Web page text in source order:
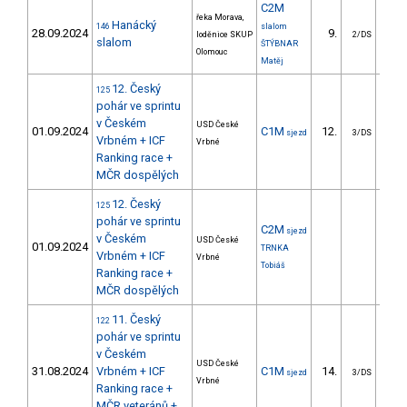
28.09.2024 146 Hanácký
slalom
řeka Morava,
loděnice SKUP
Olomouc
C2M
slalom
ŠTÝBNAR
Matěj
9. 2/DS
01.09.2024
125 12. Český
pohár ve sprintu
v Českém
Vrbném + ICF
Ranking race +
MČR dospělých
USD České
Vrbné
C1M sjezd 12. 3/DS
01.09.2024
125 12. Český
pohár ve sprintu
v Českém
Vrbném + ICF
Ranking race +
MČR dospělých
USD České
Vrbné
C2M sjezd
TRNKA
Tobiáš
31.08.2024
122 11. Český
pohár ve sprintu
v Českém
Vrbném + ICF
Ranking race +
USD České
Vrbné
C1M sjezd 14. 3/DS